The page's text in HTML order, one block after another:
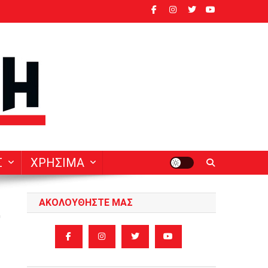
ΧΡΗΣΙΜΑ
ΑΚΟΛΟΥΘΗΣΤΕ ΜΑΣ